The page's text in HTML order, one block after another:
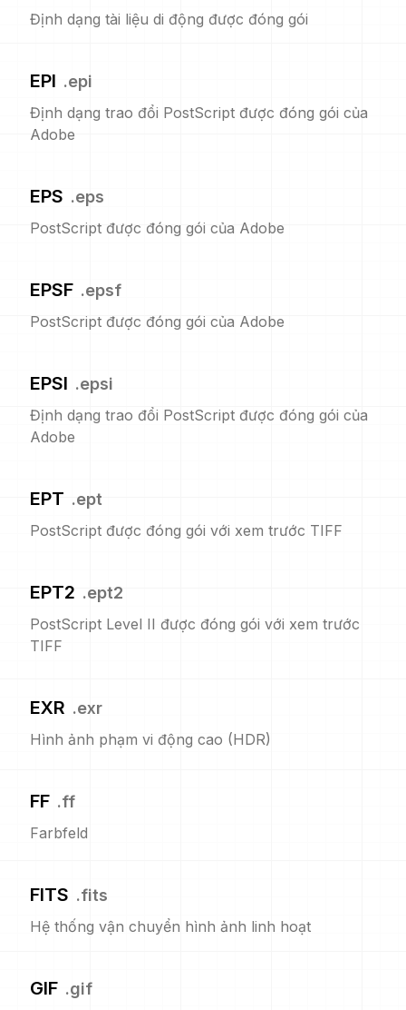
Định dạng tài liệu di động được đóng gói
EPI .epi
Định dạng trao đổi PostScript được đóng gói của
Adobe
EPS .eps
PostScript được đóng gói của Adobe
EPSF .epsf
PostScript được đóng gói của Adobe
EPSI .epsi
Định dạng trao đổi PostScript được đóng gói của
Adobe
EPT .ept
PostScript được đóng gói với xem trước TIFF
EPT2 .ept2
PostScript Level II được đóng gói với xem trước
TIFF
EXR .exr
Hình ảnh phạm vi động cao (HDR)
FF .ff
Farbfeld
FITS .fits
Hệ thống vận chuyển hình ảnh linh hoạt
GIF .gif